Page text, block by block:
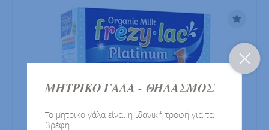
ΜΗΤΡΙΚΟ ΓΑΛΑ - ΘΗΛΑΣΜΟΣ
Το μητρικό γάλα είναι η ιδανική τροφή για τα
βρέφη.